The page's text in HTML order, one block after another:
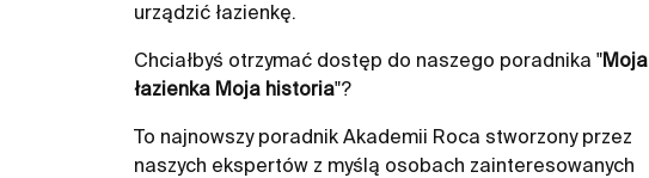
urządzić łazienkę.
Chciałbyś otrzymać dostęp do naszego poradnika "Moja
łazienka Moja historia"?
To najnowszy poradnik Akademii Roca stworzony przez
naszych ekspertów z myślą osobach zainteresowanych